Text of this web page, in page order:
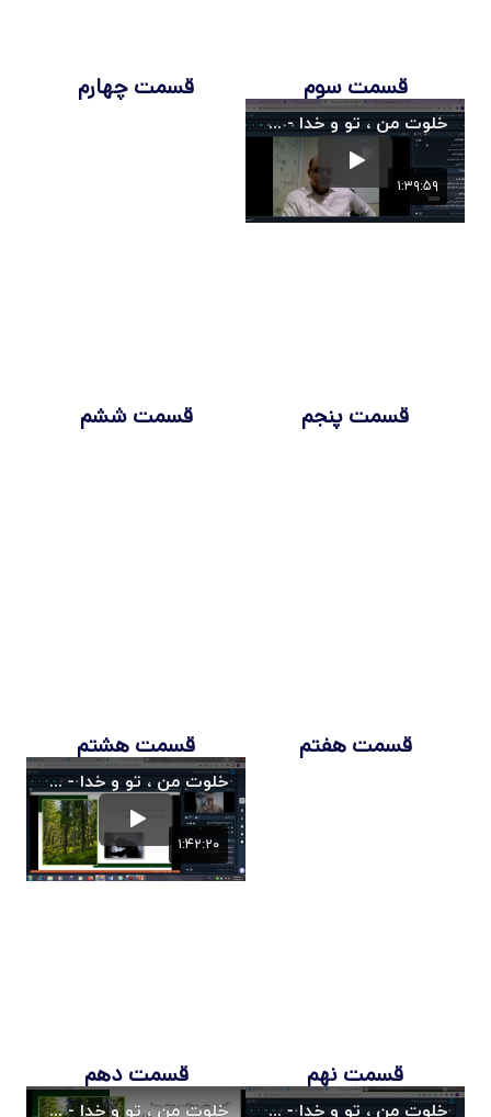
قسمت سوم قسمت چهارم
قسمت پنجم قسمت ششم
قسمت هفتم قسمت هشتم
قسمت نهم قسمت دهم